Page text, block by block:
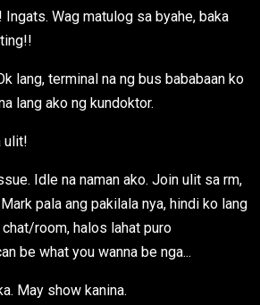
Ingats. Wag matulog sa byahe, baka
lang, terminal na ng bus bababaan ko
lang ako ng kundoktor.
ulit!
Idle na naman ako. Join ulit sa rm,
pala ang pakilala nya, hindi ko lang
chat/room, halos lahat puro
be what you wanna be nga...
May show kanina.